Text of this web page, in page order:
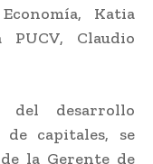
Katia
Claudio
del desarrollo
de capitales, se
la Gerente de